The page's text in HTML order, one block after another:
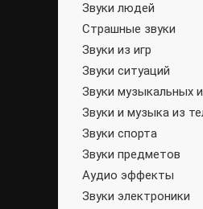
Звуки людей
Страшные звуки
Звуки из игр
Звуки ситуаций
Звуки музыкальных
Звуки и музыка из
Звуки спорта
Звуки предметов
Аудио эффекты
Звуки электроники